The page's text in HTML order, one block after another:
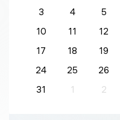
3
4 5
10
11 12
17
18 19
24
25 26
31
1 2